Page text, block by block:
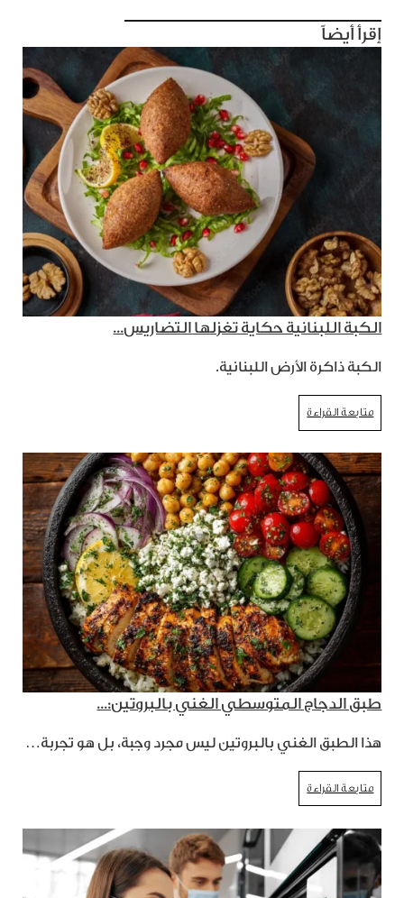
إقرأ أيضاً
الكبة اللبنانية حكاية تغزلها التضاريس...
الكبة ذاكرة الأرض اللبنانية.
متابعة القراءة
طبق الدجاج المتوسطي الغني بالبروتين:...
هذا الطبق الغني بالبروتين ليس مجرد وجبة، بل هو تجربة…
متابعة القراءة